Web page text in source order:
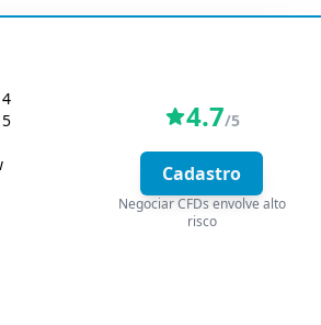
4.7/5
Cadastro
Negociar CFDs envolve alto
risco